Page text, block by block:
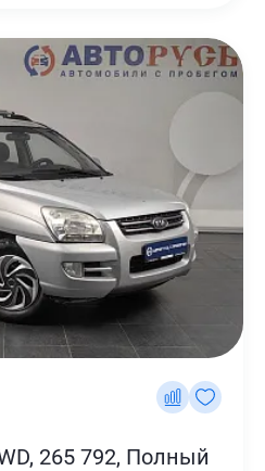
265 792, Полный